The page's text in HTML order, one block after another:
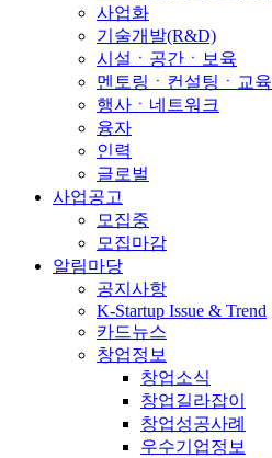
사업화
기술개발(R&D)
시설ㆍ공간ㆍ보육
멘토링ㆍ컨설팅ㆍ교육
행사ㆍ네트워크
융자
인력
글로벌
사업공고
모집중
모집마감
알림마당
공지사항
K-Startup Issue & Trend
카드뉴스
창업정보
창업소식
창업길라잡이
창업성공사례
우수기업정보